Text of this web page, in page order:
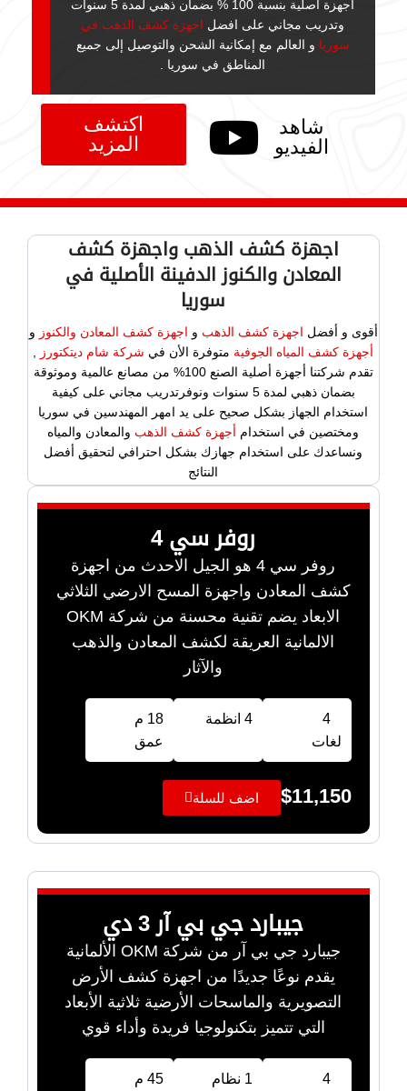
أجهزة أصلية بنسبة 100 % بضمان ذهبي لمدة 5 سنوات
وتدريب مجاني على افضل اجهزة كشف الذهب في
سوريا و العالم مع إمكانية الشحن والتوصيل إلى جميع
المناطق في سوريا .
اكتشف
المزيد
شاهد
الفيديو
اجهزة كشف الذهب واجهزة كشف
المعادن والكنوز الدفينة الأصلية في
سوريا
أقوى و أفضل اجهزة كشف الذهب و اجهزة كشف المعادن والكنوز و
أجهزة كشف المياه الجوفية متوفرة الأن في شركة شام ديتكتورز
تقدم شركتنا أجهزة أصلية الصنع 100% من مصانع عالمية وموثوقة
بضمان ذهبي لمدة 5 سنوات ونوفرتدريب مجاني على كيفية
استخدام الجهاز بشكل صحيح على يد امهر المهندسين في سوريا
ومختصين في استخدام أجهزة كشف الذهب والمعادن والمياه
ونساعدك على استخدام جهازك بشكل احترافي لتحقيق أفضل
النتائج
روفر سي 4
روفر سي 4 هو الجيل الاحدث من اجهزة
كشف المعادن واجهزة المسح الارضي الثلاثي
الابعاد يضم تقنية محسنة من شركة OKM
الالمانية العريقة لكشف المعادن والذهب
والآثار
4
لغات
4 انظمة
18 م
عمق
$11,150 اضف للسلة
جيبارد جي بي آر 3 دي
جيبارد جي بي آر من شركة OKM الألمانية
يقدم نوعًا جديدًا من اجهزة كشف الأرض
التصويرية والماسحات الأرضية ثلاثية الأبعاد
التي تتميز بتكنولوجيا فريدة وأداء قوي
4
1 نظام
45 م